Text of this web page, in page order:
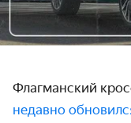
Флагманский
недавно